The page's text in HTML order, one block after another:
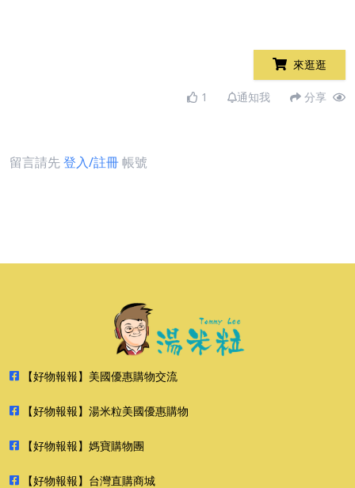
來逛逛
1 通知我 分享
留言請先登入/註冊帳號
【好物報報】美國優惠購物交流
【好物報報】湯米粒美國優惠購物
【好物報報】媽寶購物團
【好物報報】台灣直購商城